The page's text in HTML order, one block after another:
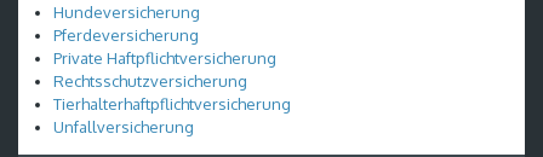
Hundeversicherung
Pferdeversicherung
Private Haftpflichtversicherung
Rechtsschutzversicherung
Tierhalterhaftpflichtversicherung
Unfallversicherung